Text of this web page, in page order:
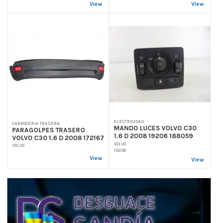
View View
CARROCERIA TRASERA
PARAGOLPES TRASERO
VOLVO C30 1.6 D 2008 172167
VOLVO
View
ELECTRICIDAD
MANDO LUCES VOLVO C30
1.6 D 2008 19206 188059
VOLVO
19206
View